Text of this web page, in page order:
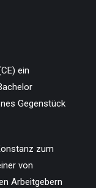
ein
Gegenstück
zum
von
Arbeitgebern